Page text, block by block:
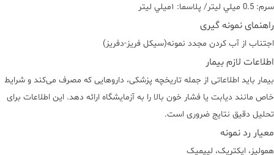
سرم: 0.5 ميلي ليتر/ پلاسما: ١ميلي ليتر
راهنمای نمونه گیری
اجتناب از آب کردن مجدد نمونه(سيکل فريز-دفريز)
اطلاعات لازم بیمار
بیمار باید اطلاعاتی از جمله تاریخچه پزشکی، داروهایی که مصرف می‌کند و شرایط
خاص مانند دیابت یا فشار خون بالا را به آزمایشگاه ارائه دهد. این اطلاعات برای
تحلیل دقیق نتایج ضروری است.
معیار رد نمونه
هموليز، ايکتريک، ليپميک